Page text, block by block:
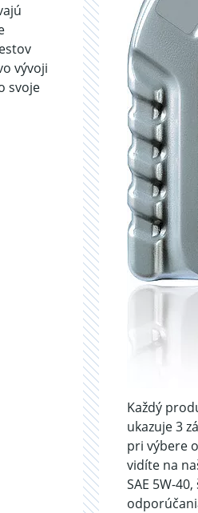
vývoji
svoje
Každý
ukazuje 3
pri výbere
vidíte na
SAE 5W-